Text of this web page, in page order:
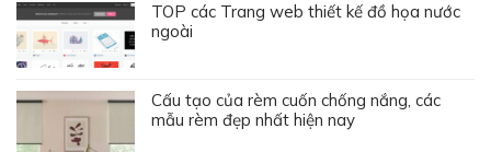
TOP các Trang web thiết kế đồ họa nước
ngoài
Cấu tạo của rèm cuốn chống nắng, các
mẫu rèm đẹp nhất hiện nay